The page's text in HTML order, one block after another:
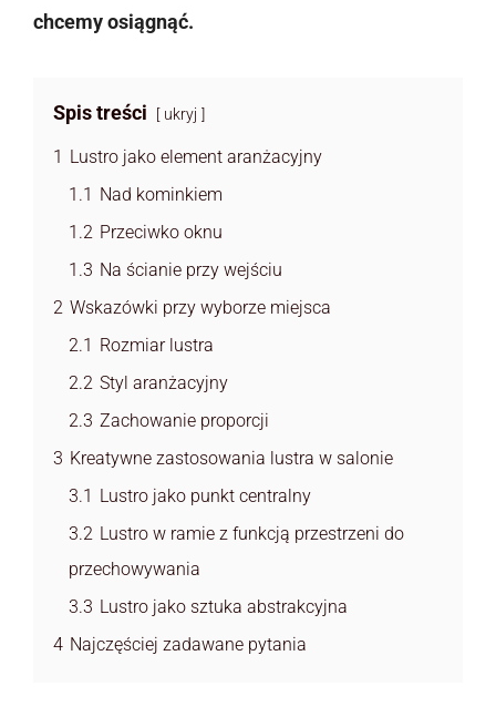
chcemy osiągnąć.
Spis treści ukryj
1
Lustro jako element aranżacyjny
1.1
Nad kominkiem
1.2 Przeciwko oknu
1.3 Na ścianie przy wejściu
2 Wskazówki przy wyborze miejsca
2.1
Rozmiar lustra
2.2 Styl aranżacyjny
2.3 Zachowanie proporcji
3 Kreatywne zastosowania lustra w salonie
3.1
Lustro jako punkt centralny
3.2 Lustro w ramie z funkcją przestrzeni do
przechowywania
3.3 Lustro jako sztuka abstrakcyjna
4 Najczęściej zadawane pytania